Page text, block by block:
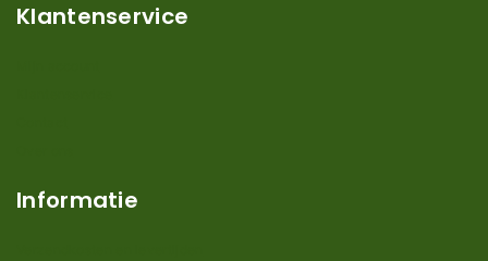
Klantenservice
Informatie